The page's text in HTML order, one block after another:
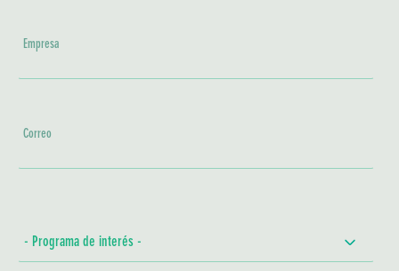
Empresa
Correo
- Programa de interés -